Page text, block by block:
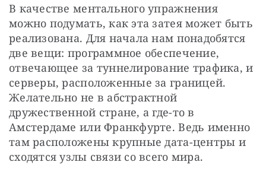
В качестве ментального упражнения
можно подумать, как эта затея может быть
реализована. Для начала нам понадобятся
две вещи: программное обеспечение,
отвечающее за туннелирование трафика, и
серверы, расположенные за границей.
Желательно не в абстрактной
дружественной стране, а где-то в
Амстердаме или Франкфурте. Ведь именно
там расположены крупные дата-центры и
сходятся узлы связи со всего мира.